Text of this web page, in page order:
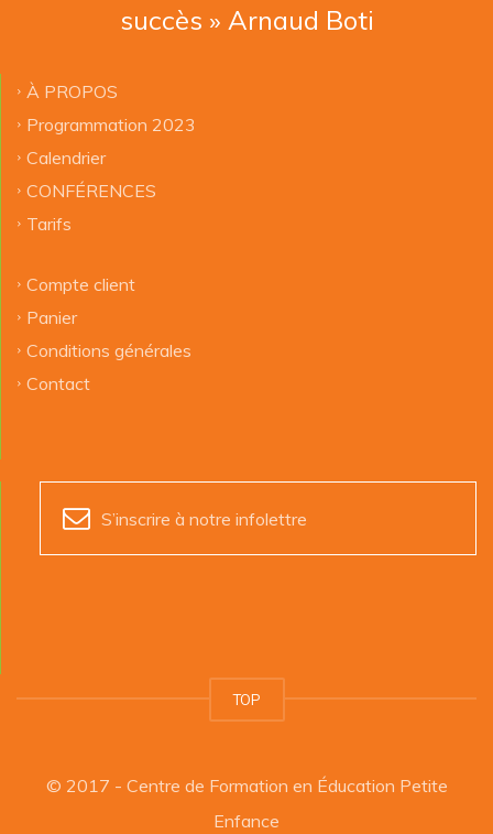
succès » Arnaud Boti
À PROPOS
Programmation 2023
Calendrier
CONFÉRENCES
Tarifs
Compte client
Panier
Conditions générales
Contact
S’inscrire à notre infolettre
TOP
© 2017 - Centre de Formation en Éducation Petite
Enfance